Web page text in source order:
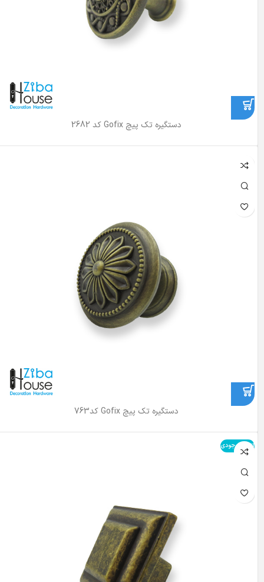
دستگیره تک پیچ Gofix کد 2682
دستگیره تک پیچ Gofix کد763
اتمام موجودی